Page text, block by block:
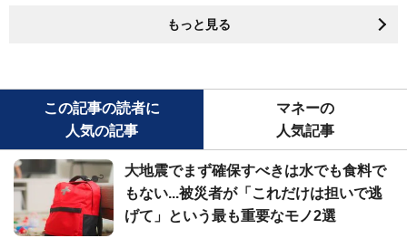
もっと見る
この記事の読者に
人気の記事
マネーの
人気記事
大地震でまず確保すべきは水でも食料で
もない...被災者が「これだけは担いで逃
げて」という最も重要なモノ2選